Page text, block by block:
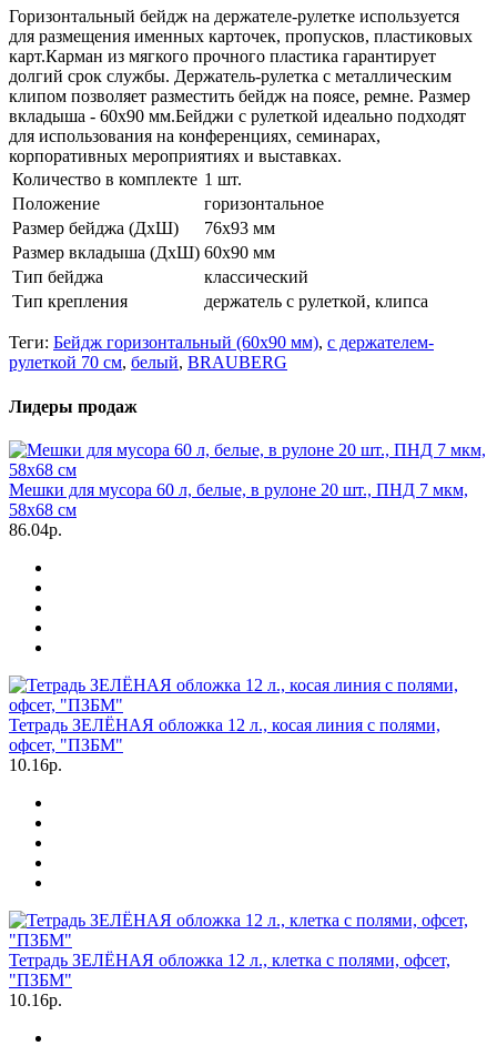
Горизонтальный бейдж на держателе-рулетке используется
для размещения именных карточек, пропусков, пластиковых
карт.Карман из мягкого прочного пластика гарантирует
долгий срок службы. Держатель-рулетка с металлическим
клипом позволяет разместить бейдж на поясе, ремне. Размер
вкладыша - 60х90 мм.Бейджи с рулеткой идеально подходят
для использования на конференциях, семинарах,
корпоративных мероприятиях и выставках.
Количество в комплекте 1 шт.
Положение
горизонтальное
Размер бейджа (ДхШ)
76х93 мм
Размер вкладыша (ДхШ) 60х90 мм
Тип бейджа
классический
Тип крепления
держатель с рулеткой, клипса
Теги: Бейдж горизонтальный (60х90 мм), с держателем-
рулеткой 70 см, белый, BRAUBERG
Лидеры продаж
Мешки для мусора 60 л, белые, в рулоне 20 шт., ПНД 7 мкм,
58х68 см
86.04р.
Тетрадь ЗЕЛЁНАЯ обложка 12 л., косая линия с полями,
офсет, "ПЗБМ"
10.16р.
Тетрадь ЗЕЛЁНАЯ обложка 12 л., клетка с полями, офсет,
"ПЗБМ"
10.16р.